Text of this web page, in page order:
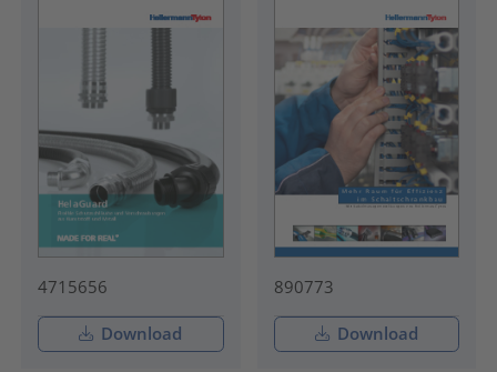
4715656
Download
890773
Download